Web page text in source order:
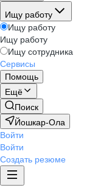
Ищу работу
Ищу работу
Ищу работу
Ищу сотрудника
Сервисы
Помощь
Ещё
Поиск
Йошкар-Ола
Войти
Войти
Создать резюме